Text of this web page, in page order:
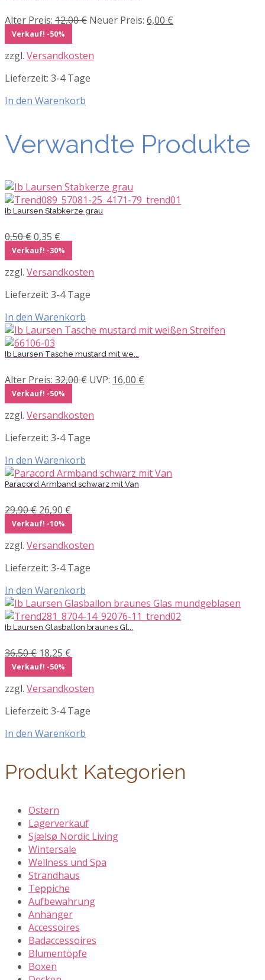
Alter Preis: 12,00€ Ursprünglicher
12,00 €
Neuer Preis: 6,00 €
Verkauf! -50%
zzgl. Versandkosten
Lieferzeit: 3-4 Tage
In den Warenkorb
Verwandte Produkte
Ib Laursen Stabkerze grau
0,50€Ursprünglicher
Preis
war:
0,50 €
0,35 €
Preis
ist:
0,35 €.
Verkauf! -30%
zzgl. Versandkosten
Lieferzeit: 3-4 Tage
In den Warenkorb
Ib Laursen Tasche mustard mit we...
Alter Preis: 32,00€ Ursprünglicher
32,00 €
UVP: 16,00 €
Verkauf! -50%
zzgl. Versandkosten
Lieferzeit: 3-4 Tage
In den Warenkorb
Paracord Armband schwarz mit Van
29,90€ Ursprünglicher
Preis
war:
29,90 €
26,90 €
ist:
26,90 €.
Verkauf! -10%
zzgl. Versandkosten
Lieferzeit: 3-4 Tage
In den Warenkorb
Ib Laursen Glasballon braunes Gl...
36,50€ Ursprünglicher
Preis
war:
36,50 €
18,25 €
ist:
18,25 €.
Verkauf! -50%
zzgl. Versandkosten
Lieferzeit: 3-4 Tage
In den Warenkorb
Produkt Kategorien
Ostern
Lagerverkauf
Sjælsø Nordic Living
Wintersale
Wellness und Spa
Strandhaus
Teppiche
Aufbewahrung
Anhänger
Accessoires
Badaccessoires
Blumentöpfe
Boxen